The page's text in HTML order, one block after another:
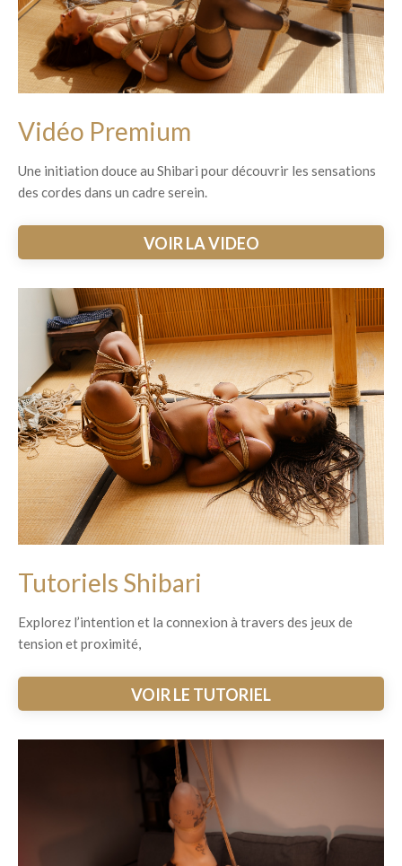
Vidéo Premium
Une initiation douce au Shibari pour découvrir les sensations
des cordes dans un cadre serein.
VOIR LA VIDEO
Tutoriels Shibari
Explorez l’intention et la connexion à travers des jeux de
tension et proximité,
VOIR LE TUTORIEL